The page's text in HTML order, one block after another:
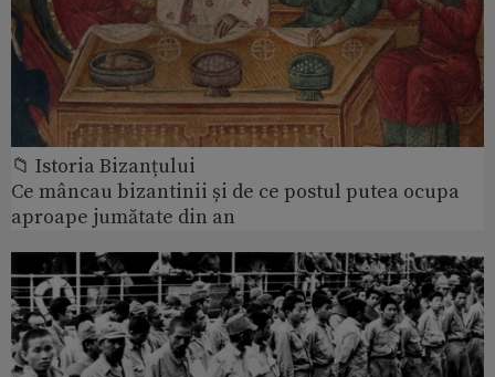
📁 Istoria Bizanțului
Ce mâncau bizantinii și de ce postul putea ocupa
aproape jumătate din an